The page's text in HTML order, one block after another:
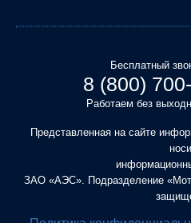
Бесплатный
8 (800)
Работаем без
Представленная на сайте
ЗАО «АЭС». Подразделение